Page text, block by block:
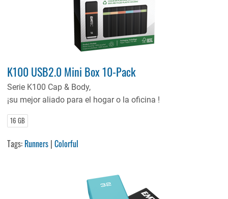
K100 USB2.0 Mini Box 10-Pack
Serie K100 Cap & Body,
¡su mejor aliado para el hogar o la oficina !
16 GB
Tags: Runners |Colorful